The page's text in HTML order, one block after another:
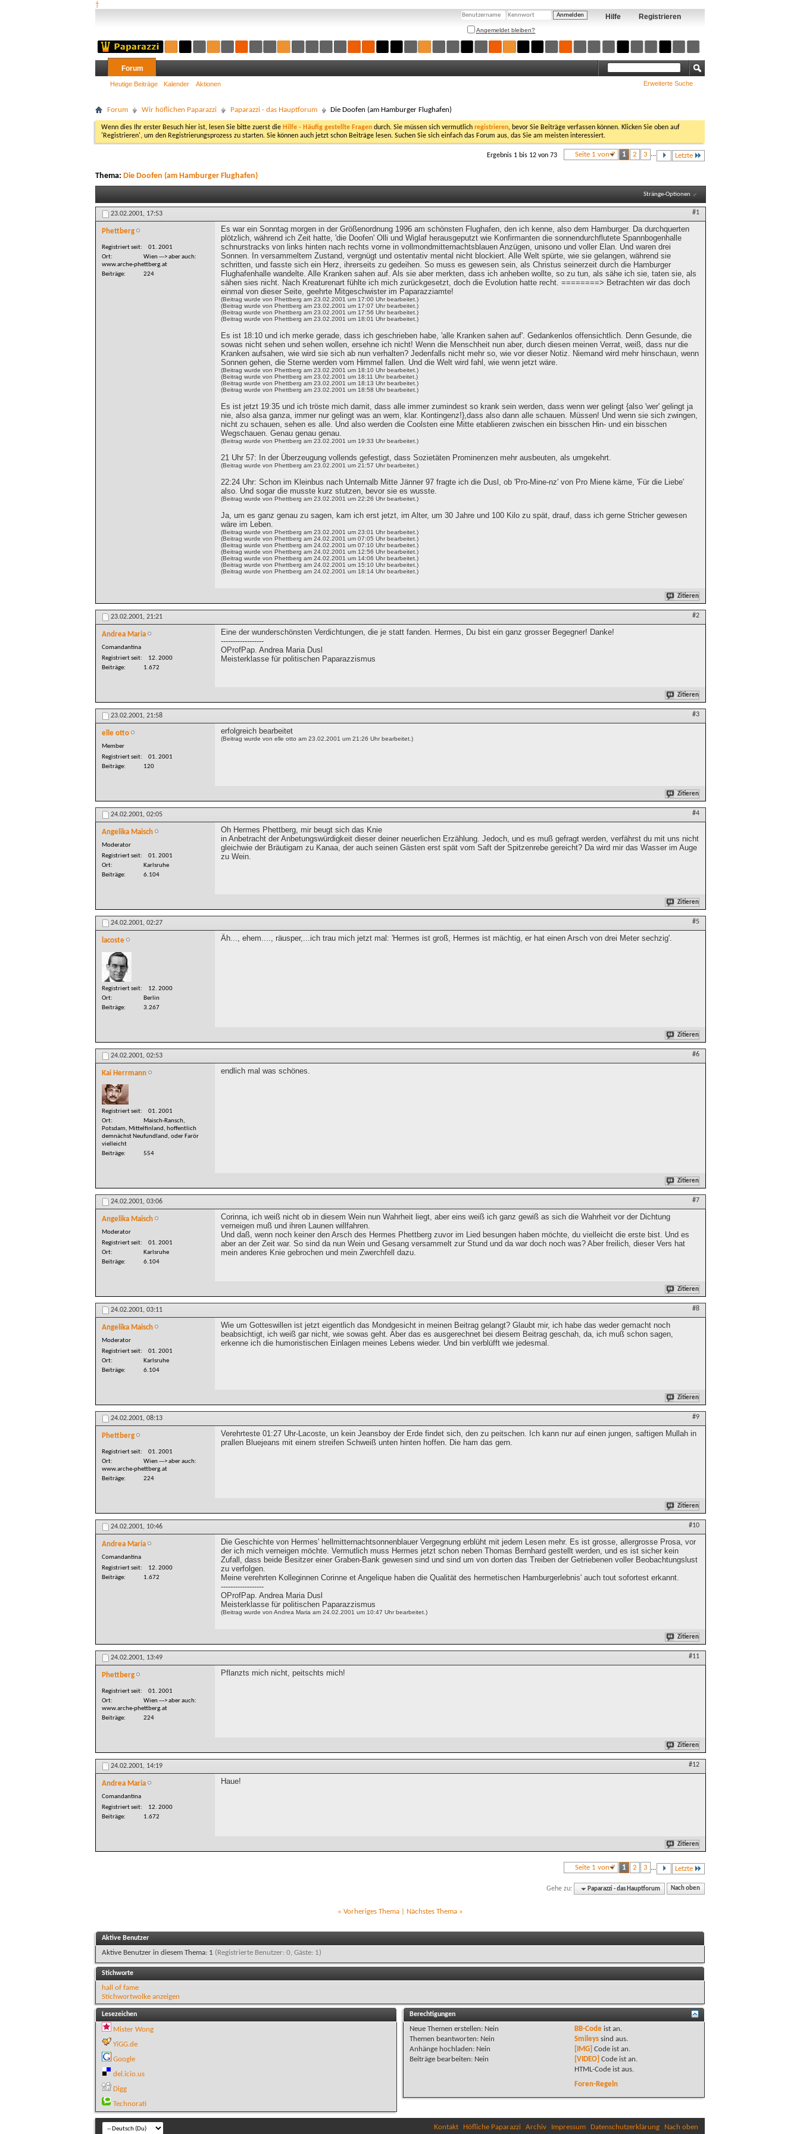
†
Registrieren
Hilfe
Angemeldet bleiben?
Forum
Heutige Beiträge Kalender Aktionen Erweiterte Suche
Forum Wir höflichen Paparazzi Paparazzi - das Hauptforum Die Doofen (am Hamburger Flughafen)
Wenn dies Ihr erster Besuch hier ist, lesen Sie bitte zuerst die Hilfe - Häufig gestellte Fragen durch. Sie müssen sich vermutlich registrieren, bevor Sie Beiträge verfassen können. Klicken Sie oben auf
'Registrieren', um den Registrierungsprozess zu starten. Sie können auch jetzt schon Beiträge lesen. Suchen Sie sich einfach das Forum aus, das Sie am meisten interessiert.
Seite 1 von 7 1 2 3 ... Letzte
Ergebnis 1 bis 12 von 73
Thema: Die Doofen (am Hamburger Flughafen)
Stränge-Optionen
23.02.2001, 17:53 #1
Phettberg
Registriert seit
01. 2001
Ort
Wien ---> aber auch:
www.arche-phettberg.at
Beiträge
224
Es war ein Sonntag morgen in der Größenordnung 1996 am schönsten Flughafen, den ich kenne, also dem Hamburger. Da durchquerten
plötzlich, während ich Zeit hatte, 'die Doofen' Olli und Wiglaf herausgeputzt wie Konfirmanten die sonnendurchflutete Spannbogenhalle
schnurstracks von links hinten nach rechts vorne in vollmondmitternachtsblauen Anzügen, unisono und voller Elan. Und waren drei
Sonnen. In versammeltem Zustand, vergnügt und ostentativ mental nicht blockiert. Alle Welt spürte, wie sie gelangen, während sie
schritten, und fasste sich ein Herz, ihrerseits zu gedeihen. So muss es gewesen sein, als Christus seinerzeit durch die Hamburger
Flughafenhalle wandelte. Alle Kranken sahen auf. Als sie aber merkten, dass ich anheben wollte, so zu tun, als sähe ich sie, taten sie, als
sähen sies nicht. Nach Kreaturenart fühlte ich mich zurückgesetzt, doch die Evolution hatte recht. ========> Betrachten wir das doch
einmal von dieser Seite, geehrte Mitgeschwister im Paparazziamte!
(Beitrag wurde von Phettberg am 23.02.2001 um 17:00 Uhr bearbeitet.)
(Beitrag wurde von Phettberg am 23.02.2001 um 17:07 Uhr bearbeitet.)
(Beitrag wurde von Phettberg am 23.02.2001 um 17:56 Uhr bearbeitet.)
(Beitrag wurde von Phettberg am 23.02.2001 um 18:01 Uhr bearbeitet.)
Es ist 18:10 und ich merke gerade, dass ich geschrieben habe, 'alle Kranken sahen auf'. Gedankenlos offensichtlich. Denn Gesunde, die
sowas nicht sehen und sehen wollen, ersehne ich nicht! Wenn die Menschheit nun aber, durch diesen meinen Verrat, weiß, dass nur die
Kranken aufsahen, wie wird sie sich ab nun verhalten? Jedenfalls nicht mehr so, wie vor dieser Notiz. Niemand wird mehr hinschaun, wenn
Sonnen gehen, die Sterne werden vom Himmel fallen. Und die Welt wird fahl, wie wenn jetzt wäre.
(Beitrag wurde von Phettberg am 23.02.2001 um 18:10 Uhr bearbeitet.)
(Beitrag wurde von Phettberg am 23.02.2001 um 18:11 Uhr bearbeitet.)
(Beitrag wurde von Phettberg am 23.02.2001 um 18:13 Uhr bearbeitet.)
(Beitrag wurde von Phettberg am 23.02.2001 um 18:58 Uhr bearbeitet.)
Es ist jetzt 19:35 und ich tröste mich damit, dass alle immer zumindest so krank sein werden, dass wenn wer gelingt {also 'wer' gelingt ja
nie, also alsa ganza, immer nur gelingt was an wem, klar. Kontingenz!},dass also dann alle schauen. Müssen! Und wenn sie sich zwingen,
nicht zu schauen, sehen es alle. Und also werden die Coolsten eine Mitte etablieren zwischen ein bisschen Hin- und ein bisschen
Wegschauen. Genau genau genau.
(Beitrag wurde von Phettberg am 23.02.2001 um 19:33 Uhr bearbeitet.)
21 Uhr 57: In der Überzeugung vollends gefestigt, dass Sozietäten Prominenzen mehr ausbeuten, als umgekehrt.
(Beitrag wurde von Phettberg am 23.02.2001 um 21:57 Uhr bearbeitet.)
22:24 Uhr: Schon im Kleinbus nach Unternalb Mitte Jänner 97 fragte ich die Dusl, ob 'Pro-Mine-nz' von Pro Miene käme, 'Für die Liebe'
also. Und sogar die musste kurz stutzen, bevor sie es wusste.
(Beitrag wurde von Phettberg am 23.02.2001 um 22:26 Uhr bearbeitet.)
Ja, um es ganz genau zu sagen, kam ich erst jetzt, im Alter, um 30 Jahre und 100 Kilo zu spät, drauf, dass ich gerne Stricher gewesen
wäre im Leben.
(Beitrag wurde von Phettberg am 23.02.2001 um 23:01 Uhr bearbeitet.)
(Beitrag wurde von Phettberg am 24.02.2001 um 07:05 Uhr bearbeitet.)
(Beitrag wurde von Phettberg am 24.02.2001 um 07:10 Uhr bearbeitet.)
(Beitrag wurde von Phettberg am 24.02.2001 um 12:56 Uhr bearbeitet.)
(Beitrag wurde von Phettberg am 24.02.2001 um 14:06 Uhr bearbeitet.)
(Beitrag wurde von Phettberg am 24.02.2001 um 15:10 Uhr bearbeitet.)
(Beitrag wurde von Phettberg am 24.02.2001 um 18:14 Uhr bearbeitet.)
Zitieren
23.02.2001, 21:21 #2
Andrea Maria
Comandantina
Registriert seit
12. 2000
Beiträge
1.672
Eine der wunderschönsten Verdichtungen, die je statt fanden. Hermes, Du bist ein ganz grosser Begegner! Danke!
------------------
OProfPap. Andrea Maria Dusl
Meisterklasse für politischen Paparazzismus
Zitieren
23.02.2001, 21:58 #3
elle otto
Member
Registriert seit
01. 2001
Beiträge
120
erfolgreich bearbeitet
(Beitrag wurde von elle otto am 23.02.2001 um 21:26 Uhr bearbeitet.)
Zitieren
24.02.2001, 02:05 #4
Angelika Maisch
Moderator
Registriert seit
01. 2001
Ort
Karlsruhe
Beiträge
6.104
Oh Hermes Phettberg, mir beugt sich das Knie
in Anbetracht der Anbetungswürdigkeit dieser deiner neuerlichen Erzählung. Jedoch, und es muß gefragt werden, verfährst du mit uns nicht
gleichwie der Bräutigam zu Kanaa, der auch seinen Gästen erst spät vom Saft der Spitzenrebe gereicht? Da wird mir das Wasser im Auge
zu Wein.
Zitieren
24.02.2001, 02:27 #5
lacoste
Registriert seit
12. 2000
Ort
Berlin
Beiträge
3.267
Äh..., ehem...., räusper,...ich trau mich jetzt mal: 'Hermes ist groß, Hermes ist mächtig, er hat einen Arsch von drei Meter sechzig'.
Zitieren
24.02.2001, 02:53 #6
Kai Herrmann
Registriert seit
01. 2001
Ort
Maisch-Ransch,
Potsdam, Mittelfinland, hoffentlich
demnächst Neufundland, oder Farör
vielleicht
Beiträge
554
endlich mal was schönes.
Zitieren
24.02.2001, 03:06 #7
Angelika Maisch
Moderator
Registriert seit
01. 2001
Ort
Karlsruhe
Beiträge
6.104
Corinna, ich weiß nicht ob in diesem Wein nun Wahrheit liegt, aber eins weiß ich ganz gewiß as sich die Wahrheit vor der Dichtung
verneigen muß und ihren Launen willfahren.
Und daß, wenn noch keiner den Arsch des Hermes Phettberg zuvor im Lied besungen haben möchte, du vielleicht die erste bist. Und es
aber an der Zeit war. So sind da nun Wein und Gesang versammelt zur Stund und da war doch noch was? Aber freilich, dieser Vers hat
mein anderes Knie gebrochen und mein Zwerchfell dazu.
Zitieren
24.02.2001, 03:11 #8
Angelika Maisch
Moderator
Registriert seit
01. 2001
Ort
Karlsruhe
Beiträge
6.104
Wie um Gotteswillen ist jetzt eigentlich das Mondgesicht in meinen Beitrag gelangt? Glaubt mir, ich habe das weder gemacht noch
beabsichtigt, ich weiß gar nicht, wie sowas geht. Aber das es ausgerechnet bei diesem Beitrag geschah, da, ich muß schon sagen,
erkenne ich die humoristischen Einlagen meines Lebens wieder. Und bin verblüfft wie jedesmal.
Zitieren
24.02.2001, 08:13 #9
Phettberg
Registriert seit
01. 2001
Ort
Wien ---> aber auch:
www.arche-phettberg.at
Beiträge
224
Verehrteste 01:27 Uhr-Lacoste, un kein Jeansboy der Erde findet sich, den zu peitschen. Ich kann nur auf einen jungen, saftigen Mullah in
prallen Bluejeans mit einem streifen Schweiß unten hinten hoffen. Die ham das gern.
Zitieren
24.02.2001, 10:46 #10
Andrea Maria
Comandantina
Registriert seit
12. 2000
Beiträge
1.672
Die Geschichte von Hermes' hellmitternachtsonnenblauer Vergegnung erblüht mit jedem Lesen mehr. Es ist grosse, allergrosse Prosa, vor
der ich mich verneigen möchte. Vermutlich muss Hermes jetzt schon neben Thomas Bernhard gestellt werden, und es ist sicher kein
Zufall, dass beide Besitzer einer Graben-Bank gewesen sind und sind um von dorten das Treiben der Getriebenen voller Beobachtungslust
zu verfolgen.
Meine verehrten Kolleginnen Corinne et Angelique haben die Qualität des hermetischen Hamburgerlebnis' auch tout sofortest erkannt.
------------------
OProfPap. Andrea Maria Dusl
Meisterklasse für politischen Paparazzismus
(Beitrag wurde von Andrea Maria am 24.02.2001 um 10:47 Uhr bearbeitet.)
Zitieren
24.02.2001, 13:49 #11
Phettberg
Registriert seit
01. 2001
Ort
Wien ---> aber auch:
www.arche-phettberg.at
Beiträge
224
Pflanzts mich nicht, peitschts mich!
Zitieren
24.02.2001, 14:19 #12
Andrea Maria
Comandantina
Registriert seit
12. 2000
Beiträge
1.672
Haue!
Zitieren
Seite 1 von 7 1 2 3 ... Letzte
Gehe zu: Paparazzi - das Hauptforum Nach oben
« Vorheriges Thema| Nächstes Thema »
Aktive Benutzer
Aktive Benutzer in diesem Thema: 1 (Registrierte Benutzer: 0, Gäste: 1)
Stichworte
hall of fame
Stichwortwolke anzeigen
Lesezeichen
Mister Wong
YiGG.de
Google
del.icio.us
Digg
Technorati
Berechtigungen
Neue Themen erstellen: Nein
Themen beantworten: Nein
Anhänge hochladen: Nein
Beiträge bearbeiten: Nein
BB-Codeist an
Smileyssind aus.
[IMG] Code ist an
[VIDEO] Code ist an
HTML-Code ist aus.
Foren-Regeln
Kontakt Höfliche Paparazzi Archiv Impressum Datenschutzerklärung Nach oben